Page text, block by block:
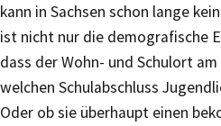
kann in Sachsen schon lange
ist nicht nur die demografische
dass der Wohn- und Schulort
welchen Schulabschluss
Oder ob sie überhaupt einen